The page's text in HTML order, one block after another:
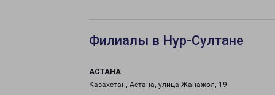
Филиалы в Нур-Султане
АСТАНА
Казахстан, Астана, улица Жанажол, 19